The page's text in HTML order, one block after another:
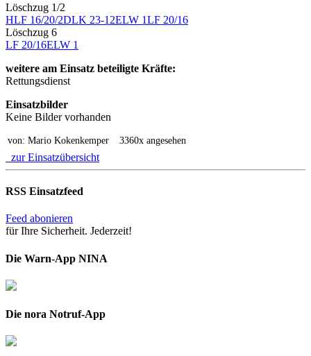
Löschzug 1/2
HLF 16/20/2DLK 23-12ELW 1LF 20/16
Löschzug 6
LF 20/16ELW 1
weitere am Einsatz beteiligte Kräfte:
Rettungsdienst
Einsatzbilder
Keine Bilder vorhanden
von: Mario Kokenkemper 3360x angesehen
zur Einsatzübersicht
RSS Einsatzfeed
Feed abonieren
für Ihre Sicherheit. Jederzeit!
Die Warn-App NINA
Die nora Notruf-App